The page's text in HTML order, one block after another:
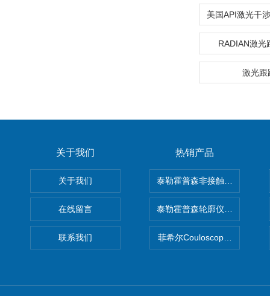
美国API激光干
RADIAN激光
激光跟
关于我们
关于我们
在线留言
联系我们
热销产品
泰勒霍普森非接触式轮廓仪
泰勒霍普森轮廓仪|TAYLOR
菲希尔Couloscope CMS2电